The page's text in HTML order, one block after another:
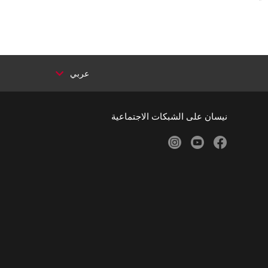
عربي
نيسان على الشبكات الاجتماعية
facebook
youtube